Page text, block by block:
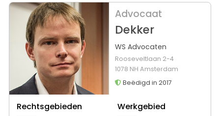
Advocaat
Dekker
WS Advocaten
Rooseveltlaan 2-4
1078 NH Amsterdam
Beëdigd in 2017
Rechtsgebieden Werkgebied